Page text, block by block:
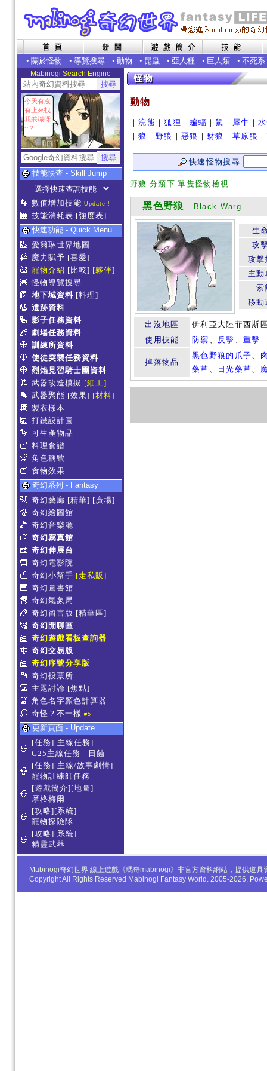
• 關於怪物 • 導覽搜尋 • 動物 • 昆蟲 • 亞人種 • 巨人類 • 不死系
Mabinogi Search Engine
今天有沒
有上來找
我兼職呀
~？
技能快查 - Skill Jump
數值增加技能 Update !
技能消耗表 [強度表]
快速功能 - Quick Menu
愛爾琳世界地圖
魔力賦予 [喜愛]
寵物介紹 [比較] [夥伴]
怪物導覽搜尋
地下城資料 [料理]
遺跡資料
影子任務資料
劇場任務資料
訓練所資料
使徒突襲任務資料
烈焰見習騎士團資料
武器改造模擬 [細工]
武器聚能 [效果] [材料]
製衣樣本
打鐵設計圖
可生產物品
料理食譜
角色稱號
食物效果
奇幻系列 - Fantasy
奇幻藝廊 [精華] [廣場]
奇幻繪圖館
奇幻音樂廳
奇幻寫真館
奇幻伸展台
奇幻電影院
奇幻小幫手 [走私販]
奇幻圖書館
奇幻氣象局
奇幻留言版 [精華區]
奇幻閒聊區
奇幻遊戲看板查詢器
奇幻交易版
奇幻序號分享版
奇幻投票所
主題討論 [焦點]
角色名字顏色計算器
奇怪？不一樣 #5
更新頁面 - Update
[任務][主線任務]
G25主線任務 - 日蝕
[任務][主線/故事劇情]
寵物訓練師任務
[遊戲簡介][地圖]
摩格梅爾
[攻略][系統]
寵物探險隊
[攻略][系統]
精靈武器
動物
｜浣熊 ｜狐狸 ｜蝙蝠 ｜ 鼠 ｜ 犀牛 ｜
｜狼 ｜野狼 ｜惡狼 ｜豺狼 ｜草原狼 ｜
快速怪物搜尋
野狼 分類下 單隻怪物檢視
黑色野狼 - Black Warg
生
攻
攻擊
主動
索
移動
出沒地區
伊利亞大陸菲西斯
使用技能
防禦 、 反擊 、重擊
掉落物品
黑色野狼的爪子、
藥草 、 日光藥草、
Mabinogi奇幻世界 線上遊戲《瑪奇mabinogi》非官方資料網站，提供道
Copyright All Rights Reserved Mabinogi Fantasy World. 2005-2026,